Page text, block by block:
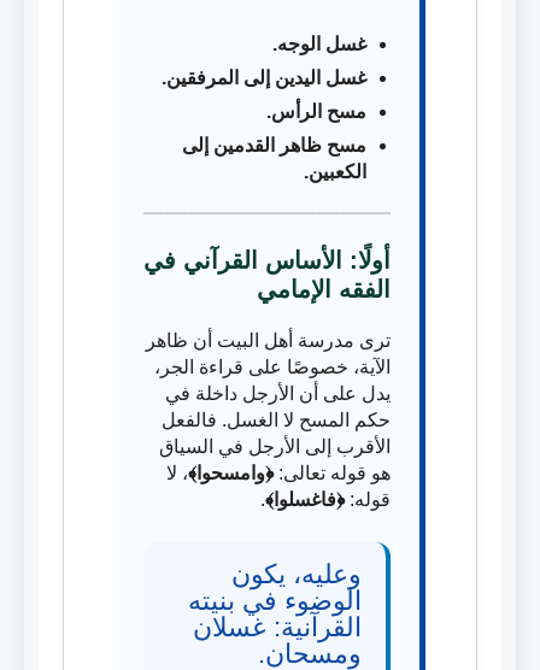
غسل الوجه.
غسل اليدين إلى المرفقين.
مسح الرأس.
مسح ظاهر القدمين إلى
الكعبين.
أولًا: الأساس القرآني في
الفقه الإمامي
ترى مدرسة أهل البيت أن ظاهر
الآية، خصوصًا على قراءة الجر،
يدل على أن الأرجل داخلة في
حكم المسح لا الغسل. فالفعل
الأقرب إلى الأرجل في السياق
هو قوله تعالى:﴿وامسحوا﴾، لا
قوله:﴿فاغسلوا﴾.
وعليه، يكون
الوضوء في بنيته
القرآنية: غسلان
ومسحان.